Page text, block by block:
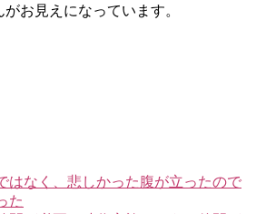
お見えになっています。
腹が立ったので
た